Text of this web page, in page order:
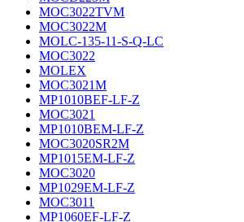
MOC3022TVM
MOC3022M
MOLC-135-11-S-Q-LC
MOC3022
MOLEX
MOC3021M
MP1010BEF-LF-Z
MOC3021
MP1010BEM-LF-Z
MOC3020SR2M
MP1015EM-LF-Z
MOC3020
MP1029EM-LF-Z
MOC3011
MP1060EF-LF-Z